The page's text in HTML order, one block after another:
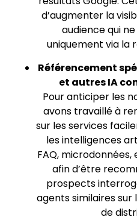
d’augmenter la
audience qui
uniquement via la
Référencement
et autres IA
Pour anticiper les
avons travaillé à
sur les services
les intelligences
FAQ,
afin d’être
prospects
agents similaires sur
de